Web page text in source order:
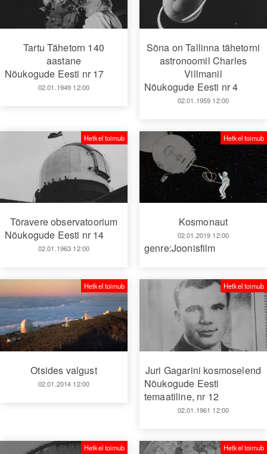
Tartu Tähetorn 140
aastane
Nõukogude Eesti nr 17
02.01.1949 12:00
Sõna on Tallinna tähetorni
astronoomil Charles
Villmanil
Nõukogude Eesti nr 4
02.01.1959 12:00
Tõravere observatoorium
Nõukogude Eesti nr 14
02.01.1963 12:00
Hetkel toimub
Kosmonaut
02.01.2019 12:00
Hetkel toimub
genre:Joonisfilm
Otsides valgust
02.01.2014 12:00
Hetkel toimub
Juri Gagarini kosmoselend
Nõukogude Eesti
temaatiline, nr 12
02.01.1961 12:00
Hetkel toimub
Hetkel toimub Hetkel toimub